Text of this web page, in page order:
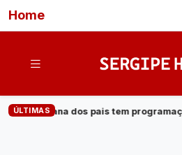
Home
ÚLTIMASespecial no Shopping Prêmio